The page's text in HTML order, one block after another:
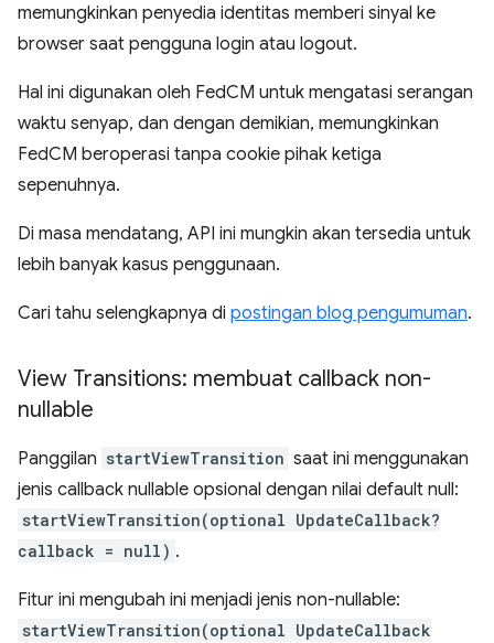
memungkinkan penyedia identitas memberi sinyal ke
browser saat pengguna login atau logout.
Hal ini digunakan oleh FedCM untuk mengatasi serangan
waktu senyap, dan dengan demikian, memungkinkan
FedCM beroperasi tanpa cookie pihak ketiga
sepenuhnya.
Di masa mendatang, API ini mungkin akan tersedia untuk
lebih banyak kasus penggunaan.
Cari tahu selengkapnya di postingan blog pengumuman.
View Transitions: membuat callback non-
nullable
Panggilan startViewTransition saat ini menggunakan
jenis callback nullable opsional dengan nilai default null:
startViewTransition(optional UpdateCallback?
callback = null) .
Fitur ini mengubah ini menjadi jenis non-nullable:
startViewTransition(optional UpdateCallback